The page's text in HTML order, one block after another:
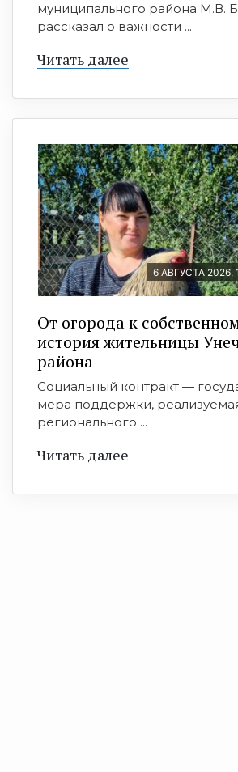
муниципального района М.В.
рассказал о важности ...
Читать далее
6 АВГУСТА 2026,
От огорода к
история жительницы
района
Социальный контракт —
мера поддержки,
регионального ...
Читать далее